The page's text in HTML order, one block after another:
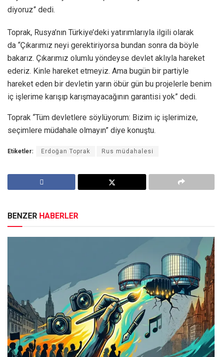
diyoruz” dedi.
Toprak, Rusya’nın Türkiye’deki yatırımlarıyla ilgili olarak
da “Çıkarımız neyi gerektiriyorsa bundan sonra da böyle
bakarız. Çıkarımız olumlu yöndeyse devlet aklıyla hareket
ederiz. Kinle hareket etmeyiz. Ama bugün bir partiyle
hareket eden bir devletin yarın öbür gün bu projelerle benim
iç işlerime karışıp karışmayacağının garantisi yok” dedi.
Toprak “Tüm devletlere söylüyorum: Bizim iç işlerimize,
seçimlere müdahale olmayın” diye konuştu.
Etiketler: Erdoğan Toprak Rus müdahalesi
BENZER HABERLER